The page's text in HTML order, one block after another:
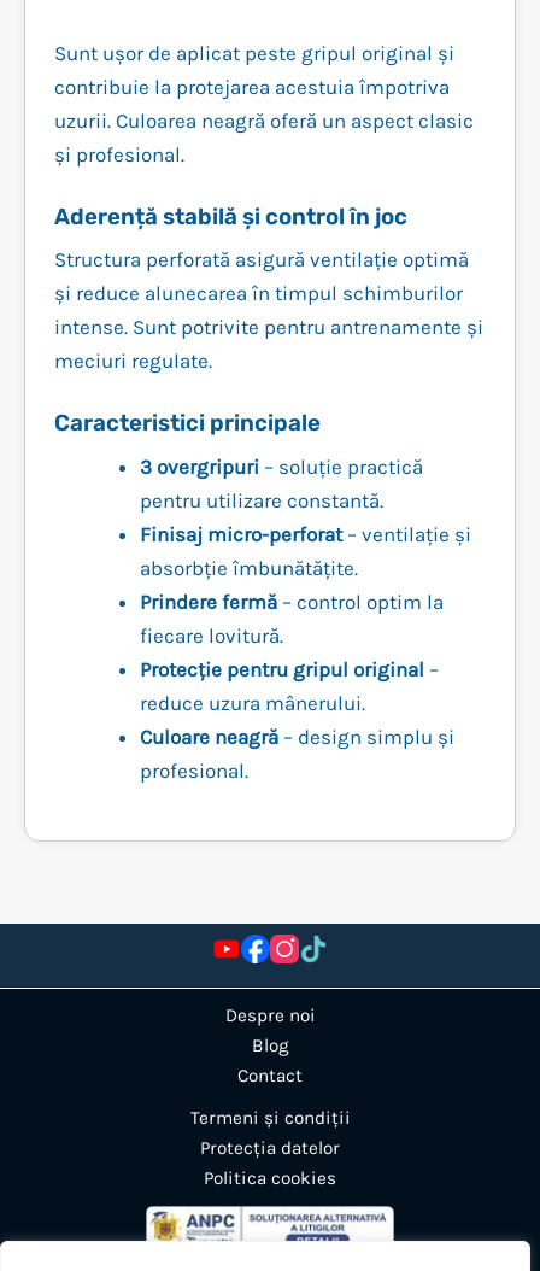
Sunt ușor de aplicat peste gripul original și
contribuie la protejarea acestuia împotriva
uzurii. Culoarea neagră oferă un aspect clasic
și profesional.
Aderență stabilă și control în joc
Structura perforată asigură ventilație optimă
și reduce alunecarea în timpul schimburilor
intense. Sunt potrivite pentru antrenamente și
meciuri regulate.
Caracteristici principale
3 overgripuri – soluție practică
pentru utilizare constantă.
Finisaj micro-perforat– ventilație și
absorbție îmbunătățite.
Prindere fermă – control optim la
fiecare lovitură.
Protecție pentru gripul original –
reduce uzura mânerului.
Culoare neagră – design simplu și
profesional.
Despre noi
Blog
Contact
Termeni și condiții
Protecția datelor
Politica cookies